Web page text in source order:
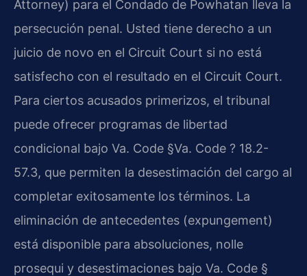
Attorney) para el Condado de Powhatan lleva la
persecución penal. Usted tiene derecho a un
juicio de novo en el Circuit Court si no está
satisfecho con el resultado en el Circuit Court.
Para ciertos acusados primerizos, el tribunal
puede ofrecer programas de libertad
condicional bajo Va. Code §Va. Code ? 18.2-
57.3, que permiten la desestimación del cargo al
completar exitosamente los términos. La
eliminación de antecedentes (expungement)
está disponible para absoluciones, nolle
prosequi y desestimaciones bajo Va. Code §